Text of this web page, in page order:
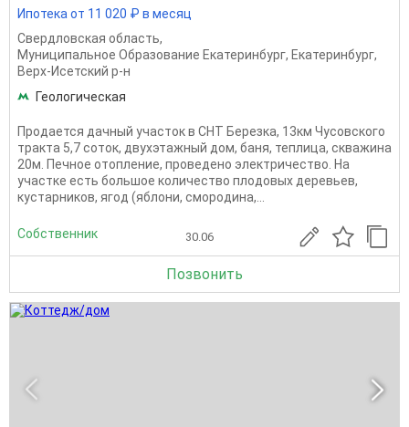
Ипотека от 11 020 ₽ в месяц
Свердловская область,
Муниципальное Образование Екатеринбург, Екатеринбург,
Верх-Исетский р-н
Геологическая
Продается дачный участок в СНТ Березка, 13км Чусовского
тракта 5,7 соток, двухэтажный дом, баня, теплица, скважина
20м. Печное отопление, проведено электричество. На
участке есть большое количество плодовых деревьев,
кустарников, ягод (яблони, смородина,...
Собственник 30.06
Позвонить